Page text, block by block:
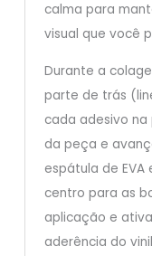
calma para
visual que você
Durante a
parte de trás
cada adesivo
da peça e
espátula de
centro para as
aplicação e
aderência do